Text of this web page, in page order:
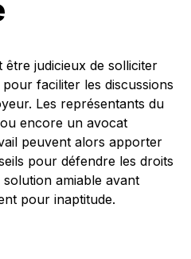
être judicieux de solliciter
pour faciliter les discussions
Les représentants du
encore un avocat
peuvent alors apporter
pour défendre les droits
amiable avant
pour inaptitude.